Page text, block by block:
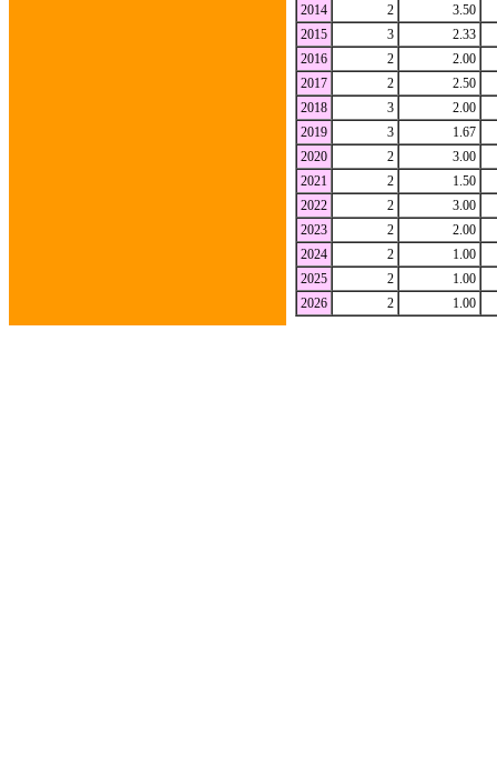
2014
2
3.50
2015
3
2.33
2016
2
2.00
2017
2
2.50
2018
3
2.00
2019
3
1.67
2020
2
3.00
2021
2
1.50
2022
2
3.00
2023
2
2.00
2024
2
1.00
2025
2
1.00
2026
2 1.00